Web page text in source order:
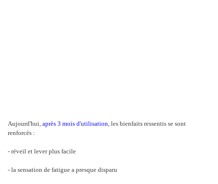
Aujourd'hui, après 3 mois d'utilisation, les bienfaits ressentis se sont
renforcés :
- réveil et lever plus facile
- la sensation de fatigue a presque disparu